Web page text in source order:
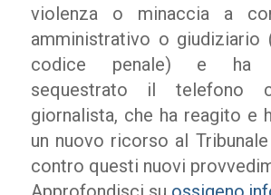
violenza o minaccia a
amministrativo o giudiziario
codice penale) e ha
sequestrato il telefono
giornalista, che ha reagito e
un nuovo ricorso al
contro questi nuovi